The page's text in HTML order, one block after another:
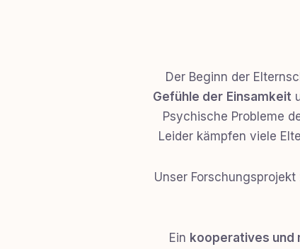
Der Beginn der
Gefühle der Einsamkeit
Psychische Probleme
Leider kämpfen viele
Unser
Ein kooperatives und